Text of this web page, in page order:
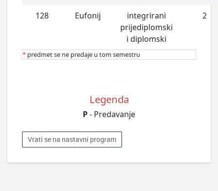
128 Eufonij
integrirani
prijediplomski
i diplomski
2
* predmet se ne predaje u tom semestru
Legenda
P- Predavanje
Vrati se na nastavni program